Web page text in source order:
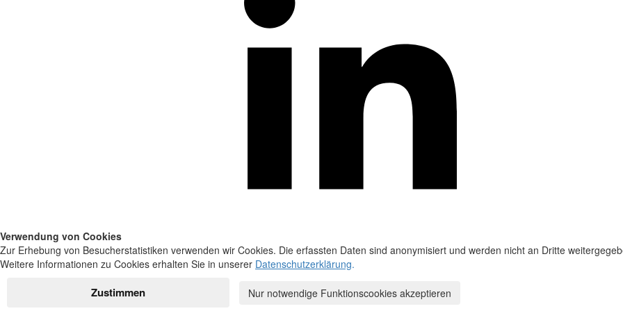
Verwendung von Cookies
Zur Erhebung von Besucherstatistiken verwenden wir Cookies. Die erfassten Daten sind anonymisiert und werden nicht an Dritte
Weitere Informationen zu Cookies erhalten Sie in unserer Datenschutzerklärung.
Zustimmen Nur notwendige Funktionscookies akzeptieren